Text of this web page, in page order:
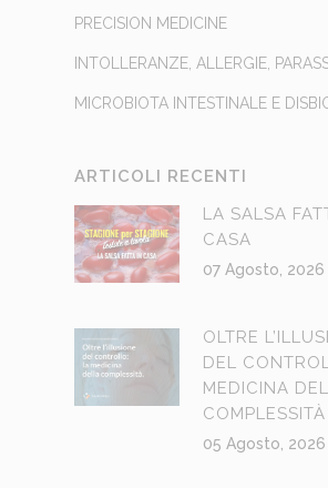
PRECISION MEDICINE
INTOLLERANZE, ALLERGIE,
MICROBIOTA INTESTINALE E
ARTICOLI RECENTI
LA SALSA
CASA
07 Agosto, 2026
OLTRE
DEL
MEDICINA
COMPLESSITÀ
05 Agosto, 2026